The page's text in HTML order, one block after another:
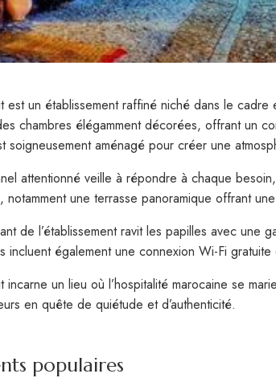
est un établissement raffiné niché dans le
chambres élégamment décorées, offrant un
soigneusement aménagé pour créer une
attentionné veille à répondre à chaque
notamment une terrasse panoramique offrant
de l’établissement ravit les papilles avec une
incluent également une connexion Wi-Fi
incarne un lieu où l’hospitalité marocaine se
en quête de quiétude et d’authenticité.
populaires